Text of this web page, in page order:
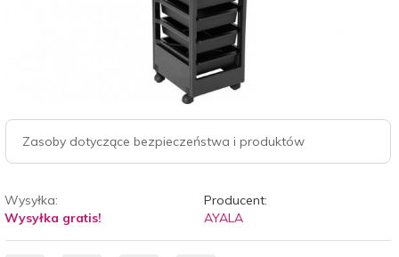
Zasoby dotyczące bezpieczeństwa i produktów
Wysyłka:
Wysyłka gratis!
Producent:
AYALA